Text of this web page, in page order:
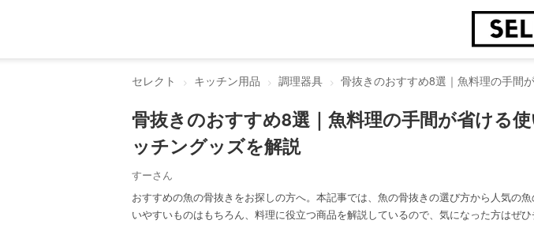
セレクト キッチン用品 調理器具 骨抜きのおすすめ8選｜魚料理の手間
骨抜きのおすすめ8選｜魚料理の手間が省ける
ッチングッズを解説
すーさん
おすすめの魚の骨抜きをお探しの方へ。本記事では、魚の骨抜きの選び方から人気の
いやすいものはもちろん、料理に役立つ商品を解説しているので、気になった方はぜ